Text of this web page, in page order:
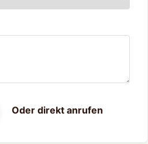
Oder direkt anrufen